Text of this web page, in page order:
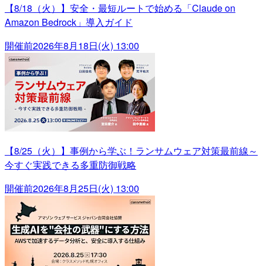
【8/18（火）】安全・最短ルートで始める「Claude on
Amazon Bedrock」導入ガイド
開催前2026年8月18日(火) 13:00
【8/25（火）】事例から学ぶ！ランサムウェア対策最前線～
今すぐ実践できる多重防御戦略
開催前2026年8月25日(火) 13:00